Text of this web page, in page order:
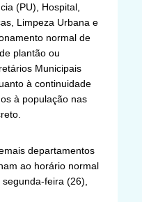
(PU), Hospital,
Limpeza Urbana e
normal de
plantão ou
Municipais
à continuidade
à população nas
departamentos
ao horário normal
feira (26),